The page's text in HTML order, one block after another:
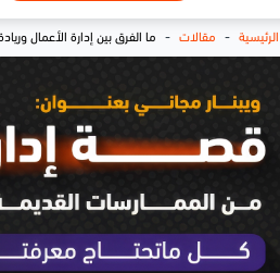
الرئيسية - مقالات - ما الفرق بين إدارة الأعمال